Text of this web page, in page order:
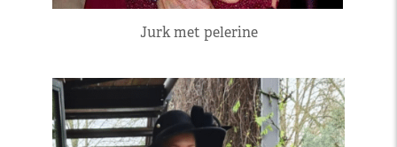
Jurk met pelerine